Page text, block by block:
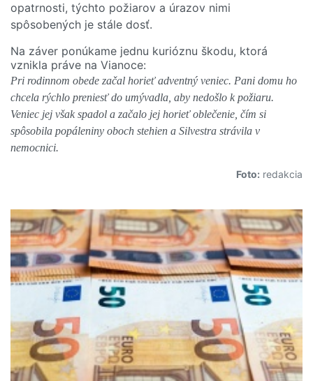
opatrnosti, týchto požiarov a úrazov nimi
spôsobených je stále dosť.
Na záver ponúkame jednu kurióznu škodu, ktorá
vznikla práve na Vianoce:
Pri rodinnom obede začal horieť adventný veniec. Pani domu ho
chcela rýchlo preniesť do umývadla, aby nedošlo k požiaru.
Veniec jej však spadol a začalo jej horieť oblečenie, čím si
spôsobila popáleniny oboch stehien a Silvestra strávila v
nemocnici.
Foto: redakcia